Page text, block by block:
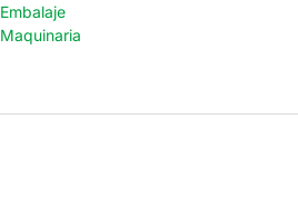
Embalaje
Maquinaria